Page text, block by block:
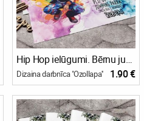
Hip Hop ielūgumi. Bērnu jubilejas ielūgums, pastkartes tipa
Dizaina darbnīca ''Ozollapa'' 1.90 €